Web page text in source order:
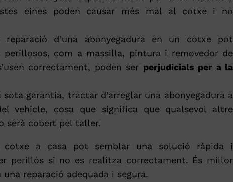
eines poden causar més mal al cotxe i no
reparació d’una abonyegadura en un cotxe pot
perillosos, com a massilla, pintura i removedor de
correctament, poden ser perjudicials per a la
garantia, tractar d’arreglar una abonyegadura a
vehicle, cosa que significa que qualsevol altre
serà cobert pel taller.
cotxe a casa pot semblar una solució ràpida i
perillós si no es realitza correctament. És millor
reparació adequada i segura.